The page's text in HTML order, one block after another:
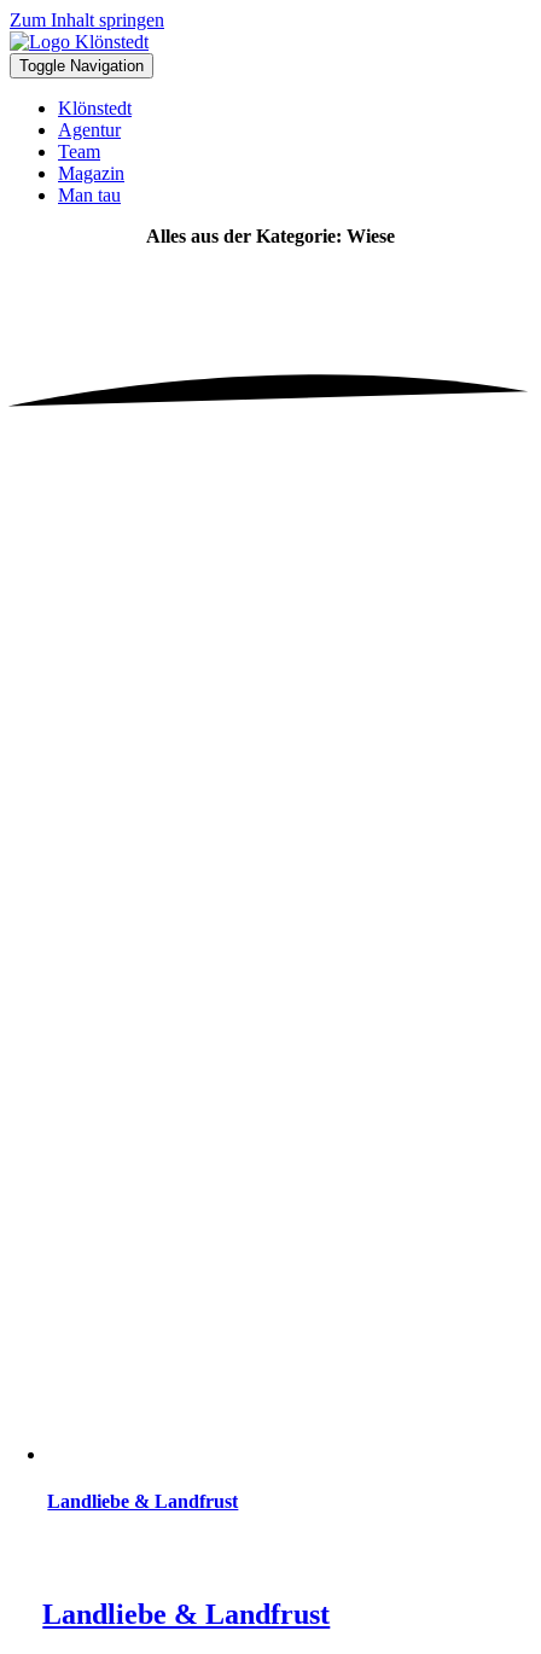
Zum Inhalt springen
Toggle Navigation
Klönstedt
Agentur
Team
Magazin
Man tau
Alles aus der Kategorie: Wiese
Landliebe & Landfrust
Landliebe & Landfrust